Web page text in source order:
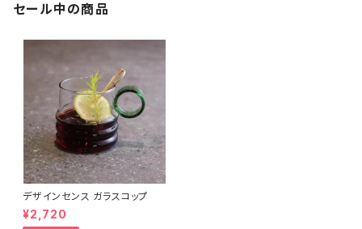
セール中の商品
デザインセンス ガラスコップ
¥2,720